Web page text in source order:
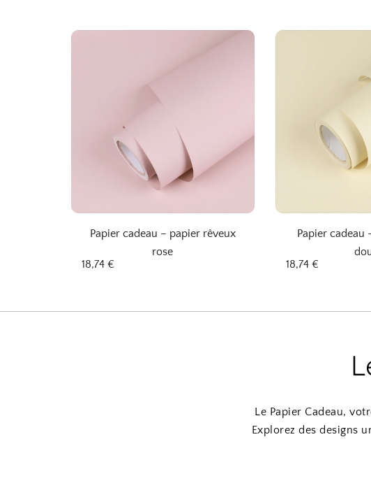
Papier cadeau – papier rêveux
rose
18,74 €
Papier cadeau
18,74 €
Le Papier Cadeau,
Explorez des designs